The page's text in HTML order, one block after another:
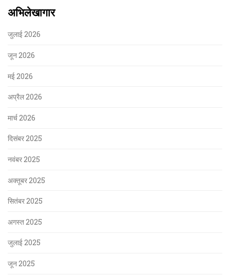
अभिलेखागार
जुलाई 2026
जून 2026
मई 2026
अप्रैल 2026
मार्च 2026
दिसंबर 2025
नवंबर 2025
अक्तूबर 2025
सितंबर 2025
अगस्त 2025
जुलाई 2025
जून 2025